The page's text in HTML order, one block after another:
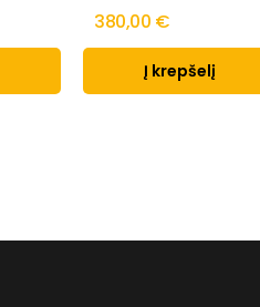
380,00 €
Į krepšelį